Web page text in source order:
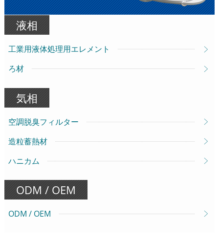
液相
工業用液体処理用エレメント
ろ材
気相
空調脱臭フィルター
造粒蓄熱材
ハニカム
ODM / OEM
ODM / OEM